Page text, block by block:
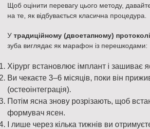
Щоб оцінити перевагу цього методу,
на те, як відбувається класична процедура.
У традиційному (двоетапному) протоколі
зуба виглядає як марафон із перешкодами:
Хірург встановлює імплант і зашиває
Ви чекаєте 3–6 місяців, поки він
(остеоінтеграція).
Потім ясна знову розрізають, щоб
формувач ясен.
І лише через кілька тижнів ви